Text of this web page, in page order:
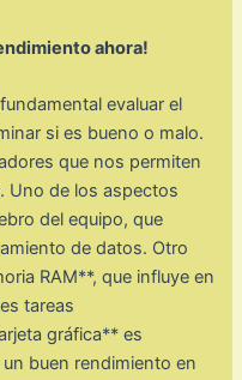
ahora!
evaluar el
si es bueno o malo.
que nos permiten
Uno de los aspectos
del equipo, que
de datos. Otro
RAM**, que influye en
tareas
gráfica** es
buen rendimiento en